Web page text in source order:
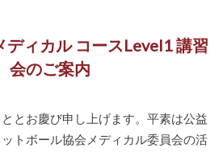
ィカル コースLevel1 講習
会のご案内
とお慶び申し上げます。平素は公益
トボール協会メディカル委員会の活